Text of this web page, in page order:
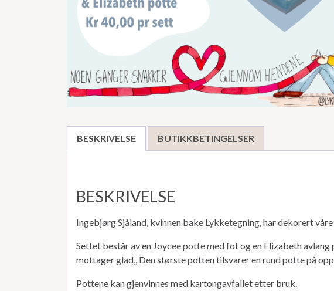
BESKRIVELSE BUTIKKBETINGELSER
BESKRIVELSE
Ingebjørg Sjåland, kvinnen bake Lykketegning, har dekorert
Settet består av en Joycee potte med fot og en Elizabeth
mottager glad,, Den største potten tilsvarer en rund potte på
Pottene kan gjenvinnes med kartongavfallet etter bruk.